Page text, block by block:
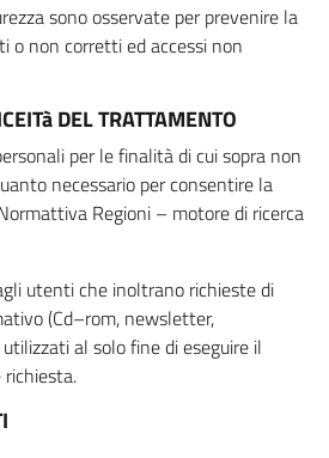
sono osservate per prevenire la
o non corretti ed accessi non
DEL TRATTAMENTO
per le finalità di cui sopra non
necessario per consentire la
Regioni – motore di ricerca
utenti che inoltrano richieste di
(Cd–rom, newsletter,
al solo fine di eseguire il